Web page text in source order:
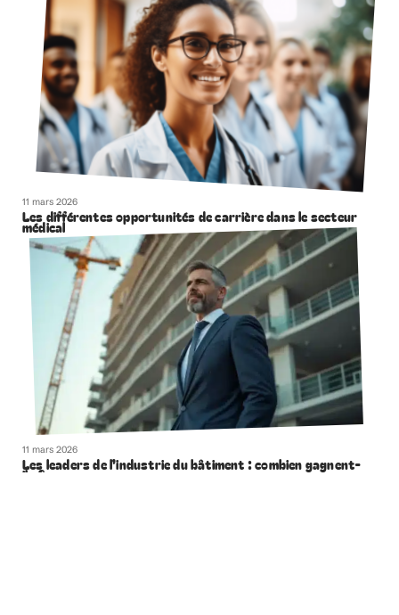
11 mars 2026
Les différentes opportunités de carrière dans le secteur
médical
11 mars 2026
Les leaders de l’industrie du bâtiment : combien gagnent-
ils ?